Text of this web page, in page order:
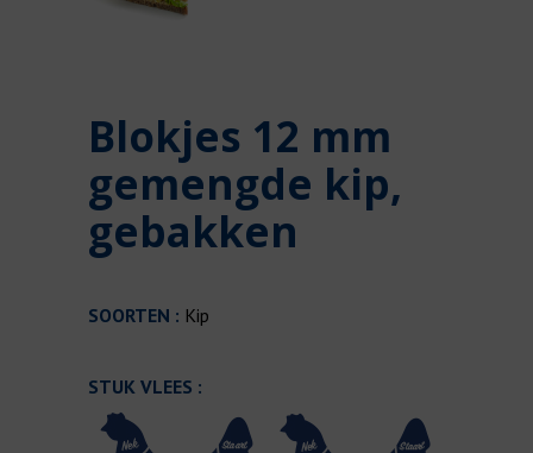
Blokjes 12 mm
gemengde kip,
gebakken
SOORTEN : Kip
STUK VLEES :